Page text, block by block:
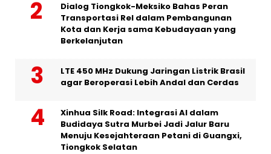
Dialog Tiongkok-Meksiko Bahas Peran
Transportasi Rel dalam Pembangunan
Kota dan Kerja sama Kebudayaan yang
Berkelanjutan
LTE 450 MHz Dukung Jaringan Listrik Brasil
agar Beroperasi Lebih Andal dan Cerdas
Xinhua Silk Road: Integrasi AI dalam
Budidaya Sutra Murbei Jadi Jalur Baru
Menuju Kesejahteraan Petani di Guangxi,
Tiongkok Selatan